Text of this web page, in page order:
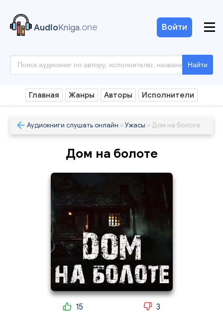
AudioKniga.one
Найти
Войти
Главная Жанры Авторы Исполнители
Аудиокниги слушать онлайн » Ужасы » Дом на болоте
Дом на болоте
15 3